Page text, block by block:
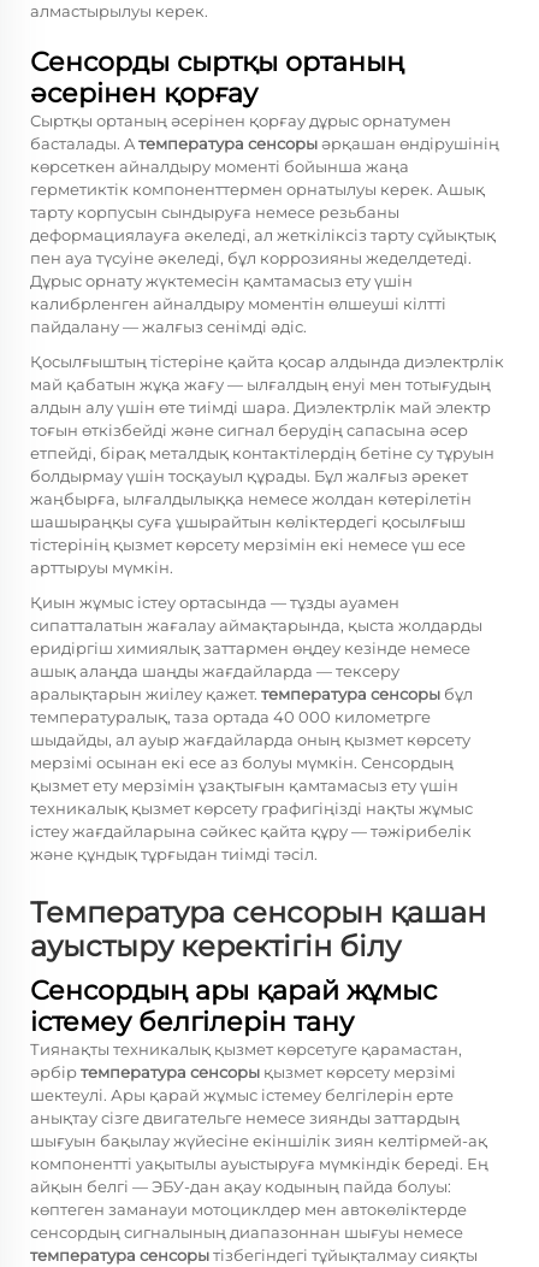
алмастырылуы керек.
Сенсорды сыртқы ортаның
әсерінен қорғау
Сыртқы ортаның әсерінен қорғау дұрыс орнатумен
басталады. Aтемпература сенсорыәрқашан өндірушінің
көрсеткен айналдыру моменті бойынша жаңа
герметиктік компоненттермен орнатылуы керек. Ашық
тарту корпусын сындыруға немесе резьбаны
деформациялауға әкеледі, ал жеткіліксіз тарту сұйықтық
пен ауа түсуіне әкеледі, бұл коррозияны жеделдетеді.
Дұрыс орнату жүктемесін қамтамасыз ету үшін
калибрленген айналдыру моментін өлшеуші кілтті
пайдалану — жалғыз сенімді әдіс.
Қосылғыштың тістеріне қайта қосар алдында диэлектрлік
май қабатын жұқа жағу — ылғалдың енуі мен тотығудың
алдын алу үшін өте тиімді шара. Диэлектрлік май электр
тоғын өткізбейді және сигнал берудің сапасына әсер
етпейді, бірақ металдық контактілердің бетіне су тұруын
болдырмау үшін тосқауыл құрады. Бұл жалғыз әрекет
жаңбырға, ылғалдылыққа немесе жолдан көтерілетін
шашыраңқы суға ұшырайтын көліктердегі қосылғыш
тістерінің қызмет көрсету мерзімін екі немесе үш есе
арттыруы мүмкін.
Қиын жұмыс істеу ортасында — тұзды ауамен
сипатталатын жағалау аймақтарында, қыста жолдарды
еридіргіш химиялық заттармен өңдеу кезінде немесе
ашық алаңда шаңды жағдайларда — тексеру
аралықтарын жиілеу қажет. температура сенсоры бұл
температуралық, таза ортада 40 000 километрге
шыдайды, ал ауыр жағдайларда оның қызмет көрсету
мерзімі осынан екі есе аз болуы мүмкін. Сенсордың
қызмет ету мерзімін ұзақтығын қамтамасыз ету үшін
техникалық қызмет көрсету графигіңізді нақты жұмыс
істеу жағдайларына сәйкес қайта құру — тәжірибелік
және құндық тұрғыдан тиімді тәсіл.
Температура сенсорын қашан
ауыстыру керектігін білу
Сенсордың ары қарай жұмыс
істемеу белгілерін тану
Тиянақты техникалық қызмет көрсетуге қарамастан,
әрбіртемпература сенсоры қызмет көрсету мерзімі
шектеулі. Ары қарай жұмыс істемеу белгілерін ерте
анықтау сізге двигательге немесе зиянды заттардың
шығуын бақылау жүйесіне екіншілік зиян келтірмей-ақ
компонентті уақытылы ауыстыруға мүмкіндік береді. Ең
айқын белгі — ЭБУ-дан ақау кодының пайда болуы:
көптеген заманауи мотоциклдер мен автокөліктерде
сенсордың сигналының диапазоннан шығуы немесе
температура сенсорытізбегіндегі тұйықталмау сияқты